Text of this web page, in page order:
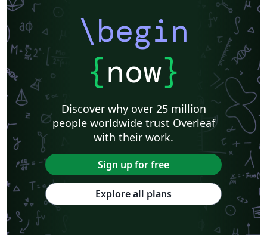
\begin
{now}
Discover why over 25 million
people worldwide trust Overleaf
with their work.
Sign up for free
Explore all plans